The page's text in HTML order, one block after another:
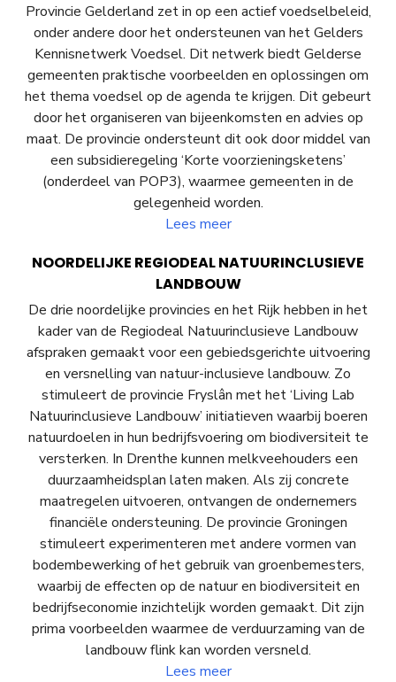
Provincie Gelderland zet in op een actief voedselbeleid,
onder andere door het ondersteunen van het Gelders
Kennisnetwerk Voedsel. Dit netwerk biedt Gelderse
gemeenten praktische voorbeelden en oplossingen om
het thema voedsel op de agenda te krijgen. Dit gebeurt
door het organiseren van bijeenkomsten en advies op
maat. De provincie ondersteunt dit ook door middel van
een subsidieregeling ‘Korte voorzieningsketens’
(onderdeel van POP3), waarmee gemeenten in de
gelegenheid worden.
Lees meer
NOORDELIJKE REGIODEAL NATUURINCLUSIEVE
LANDBOUW
De drie noordelijke provincies en het Rijk hebben in het
kader van de Regiodeal Natuurinclusieve Landbouw
afspraken gemaakt voor een gebiedsgerichte uitvoering
en versnelling van natuur-inclusieve landbouw. Zo
stimuleert de provincie Fryslân met het ‘Living Lab
Natuurinclusieve Landbouw’ initiatieven waarbij boeren
natuurdoelen in hun bedrijfsvoering om biodiversiteit te
versterken. In Drenthe kunnen melkveehouders een
duurzaamheidsplan laten maken. Als zij concrete
maatregelen uitvoeren, ontvangen de ondernemers
financiële ondersteuning. De provincie Groningen
stimuleert experimenteren met andere vormen van
bodembewerking of het gebruik van groenbemesters,
waarbij de effecten op de natuur en biodiversiteit en
bedrijfseconomie inzichtelijk worden gemaakt. Dit zijn
prima voorbeelden waarmee de verduurzaming van de
landbouw flink kan worden versneld.
Lees meer